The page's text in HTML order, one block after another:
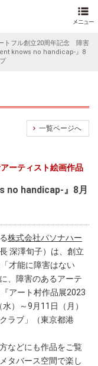
トフル創立20周年記念 障害
knows no handicap-』8
一覧ページへ
ーティスト絵画作品
no handicap-』8月
株式会社パソナハー
深澤旬子）は、創立
才能に障害はない
、障害のあるアーテ
アート村作品展2023
）～9月11日（月）
ラブ」（東京都港
などにも作品をご覧
タバース空間で楽し